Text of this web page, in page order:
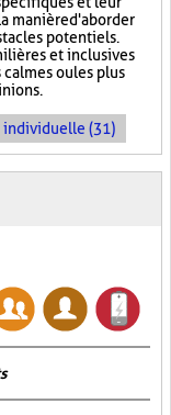
manière d'aborder
potentiels.
et inclusives
ou les plus
individuelle (31)